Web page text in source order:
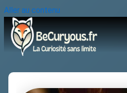
Aller au contenu